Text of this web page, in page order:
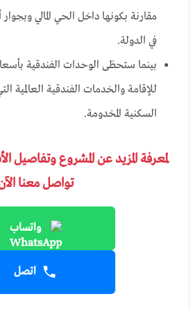
مقارنة بكونها داخل الحي المالي
في الدولة.
بينما ستحظى الوحدات الفندقية
للإقامة والخدمات الفندقية العالمية
السكنية المخدومة.
لمعرفة المزيد عن المشروع وتفاصيل
تواصل معنا
واتساب
اتصل